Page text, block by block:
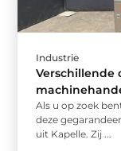
Industrie
Verschillende
Als u op zoek
deze
uit Kapelle. Zij ...